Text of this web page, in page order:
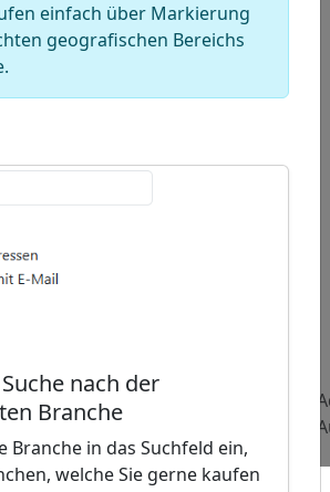
Arbeitsmedizin
einfach über Markierung
geografischen Bereichs
Suche nach der
Branche
Branche in das Suchfeld ein,
welche Sie gerne kaufen